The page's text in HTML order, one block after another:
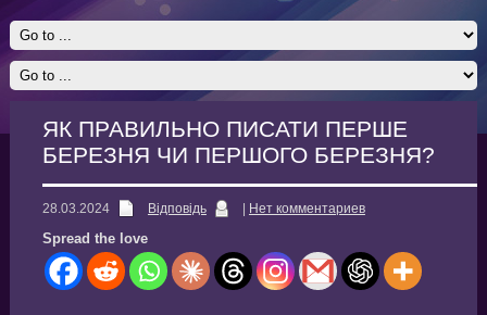
ЯК ПРАВИЛЬНО ПИСАТИ ПЕРШЕ
БЕРЕЗНЯ ЧИ ПЕРШОГО БЕРЕЗНЯ?
28.03.2024 Відповідь Нет комментариев
Spread the love